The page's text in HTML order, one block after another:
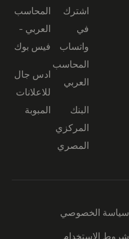
اشترك
في
واتساب
المحاسب
العربي
البنك
المركزي
المصري
المحاسب
العربي -
فيس بوك
ادس جال
للاعلانات
المبوبة
سياسة الخصوصي
شروط الاستخدام